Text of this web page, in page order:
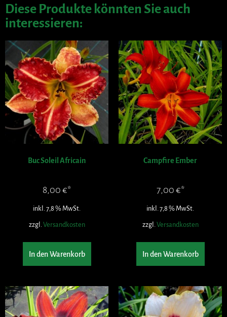
Diese Produkte könnten Sie auch
interessieren:
Buc Soleil Africain
8,00 €
inkl. 7,8 % MwSt.
zzgl.Versandkosten
In den Warenkorb
Campfire Ember
7,00 €
inkl. 7,8 % MwSt.
zzgl.Versandkosten
In den Warenkorb